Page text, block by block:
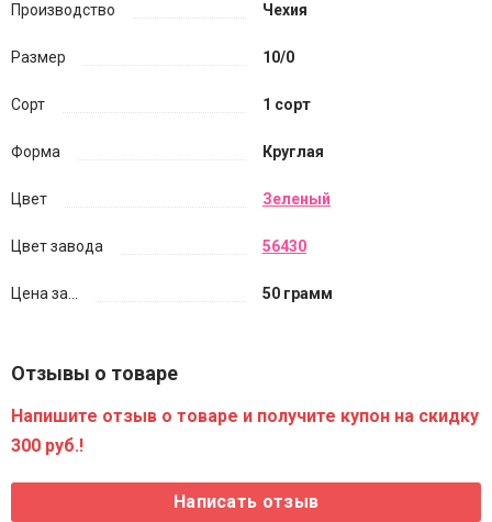
Производство Чехия
Размер 10/0
Сорт 1 сорт
Форма Круглая
Цвет Зеленый
Цвет завода 56430
Цена за... 50 грамм
Отзывы о товаре
Напишите отзыв о товаре и получите купон на скидку
300 руб.!